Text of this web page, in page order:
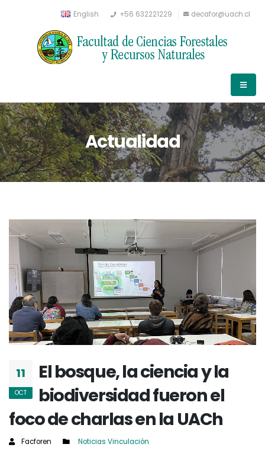
English +56 632221229 decafor@uach.cl
Actualidad
11
OCT
El bosque, la ciencia y la
biodiversidad fueron el
foco de charlas en la UACh
Facforen Noticias Vinculación